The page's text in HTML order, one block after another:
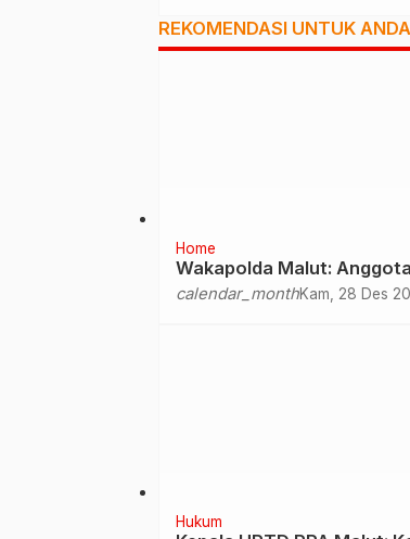
REKOMENDASI UNTUK ANDA
Home
Wakapolda Malut:
calendar_monthKam, 28 Des
Hukum